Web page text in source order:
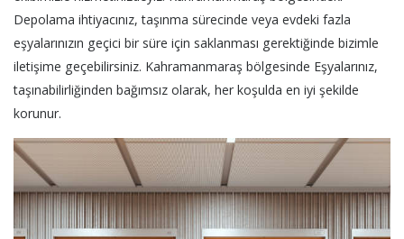
Depolama ihtiyacınız, taşınma sürecinde veya evdeki fazla
eşyalarınızın geçici bir süre için saklanması gerektiğinde bizimle
iletişime geçebilirsiniz. Kahramanmaraş bölgesinde Eşyalarınız,
taşınabilirliğinden bağımsız olarak, her koşulda en iyi şekilde
korunur.